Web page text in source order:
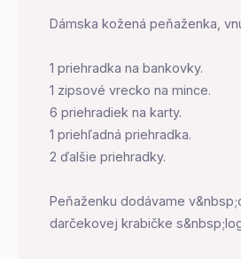
Dámska kožená peňaženka,
1 priehradka na bankovky.
1 zipsové vrecko na mince.
6 priehradiek na karty.
1 priehľadná priehradka.
2 ďalšie priehradky.
Peňaženku dodávame
darčekovej krabičke